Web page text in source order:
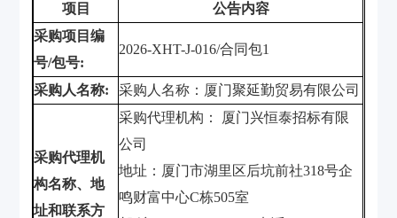
项目
公告内容
采购项目编
号/包号:
2026-XHT-J-016/合同包1
采购人名称: 采购人名称：厦门聚延勤贸易有限公司
采购代理机
构名称、地
址和联系方
采购代理机构： 厦门兴恒泰招标有限
公司
地址：厦门市湖里区后坑前社318号企
鸣财富中心C栋505室